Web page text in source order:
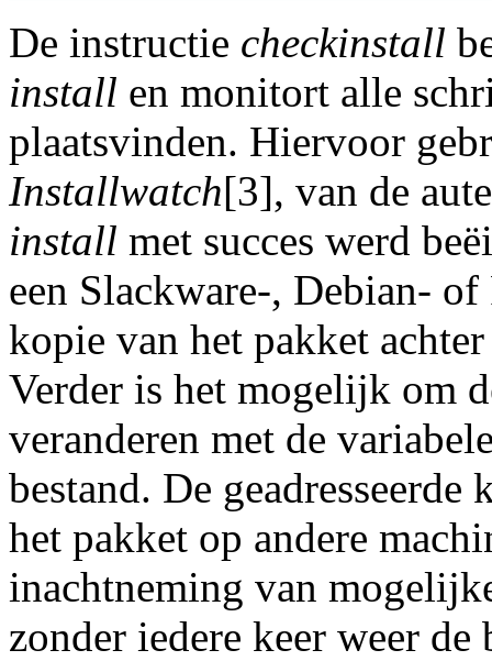
De instructie checkinstall
install en monitort alle
plaatsvinden. Hiervoor
Installwatch[3], van de
install met succes werd
een Slackware-, Debian-
kopie van het pakket
Verder is het mogelijk om
veranderen met de
bestand. De
het pakket op andere
inachtneming van
zonder iedere keer weer